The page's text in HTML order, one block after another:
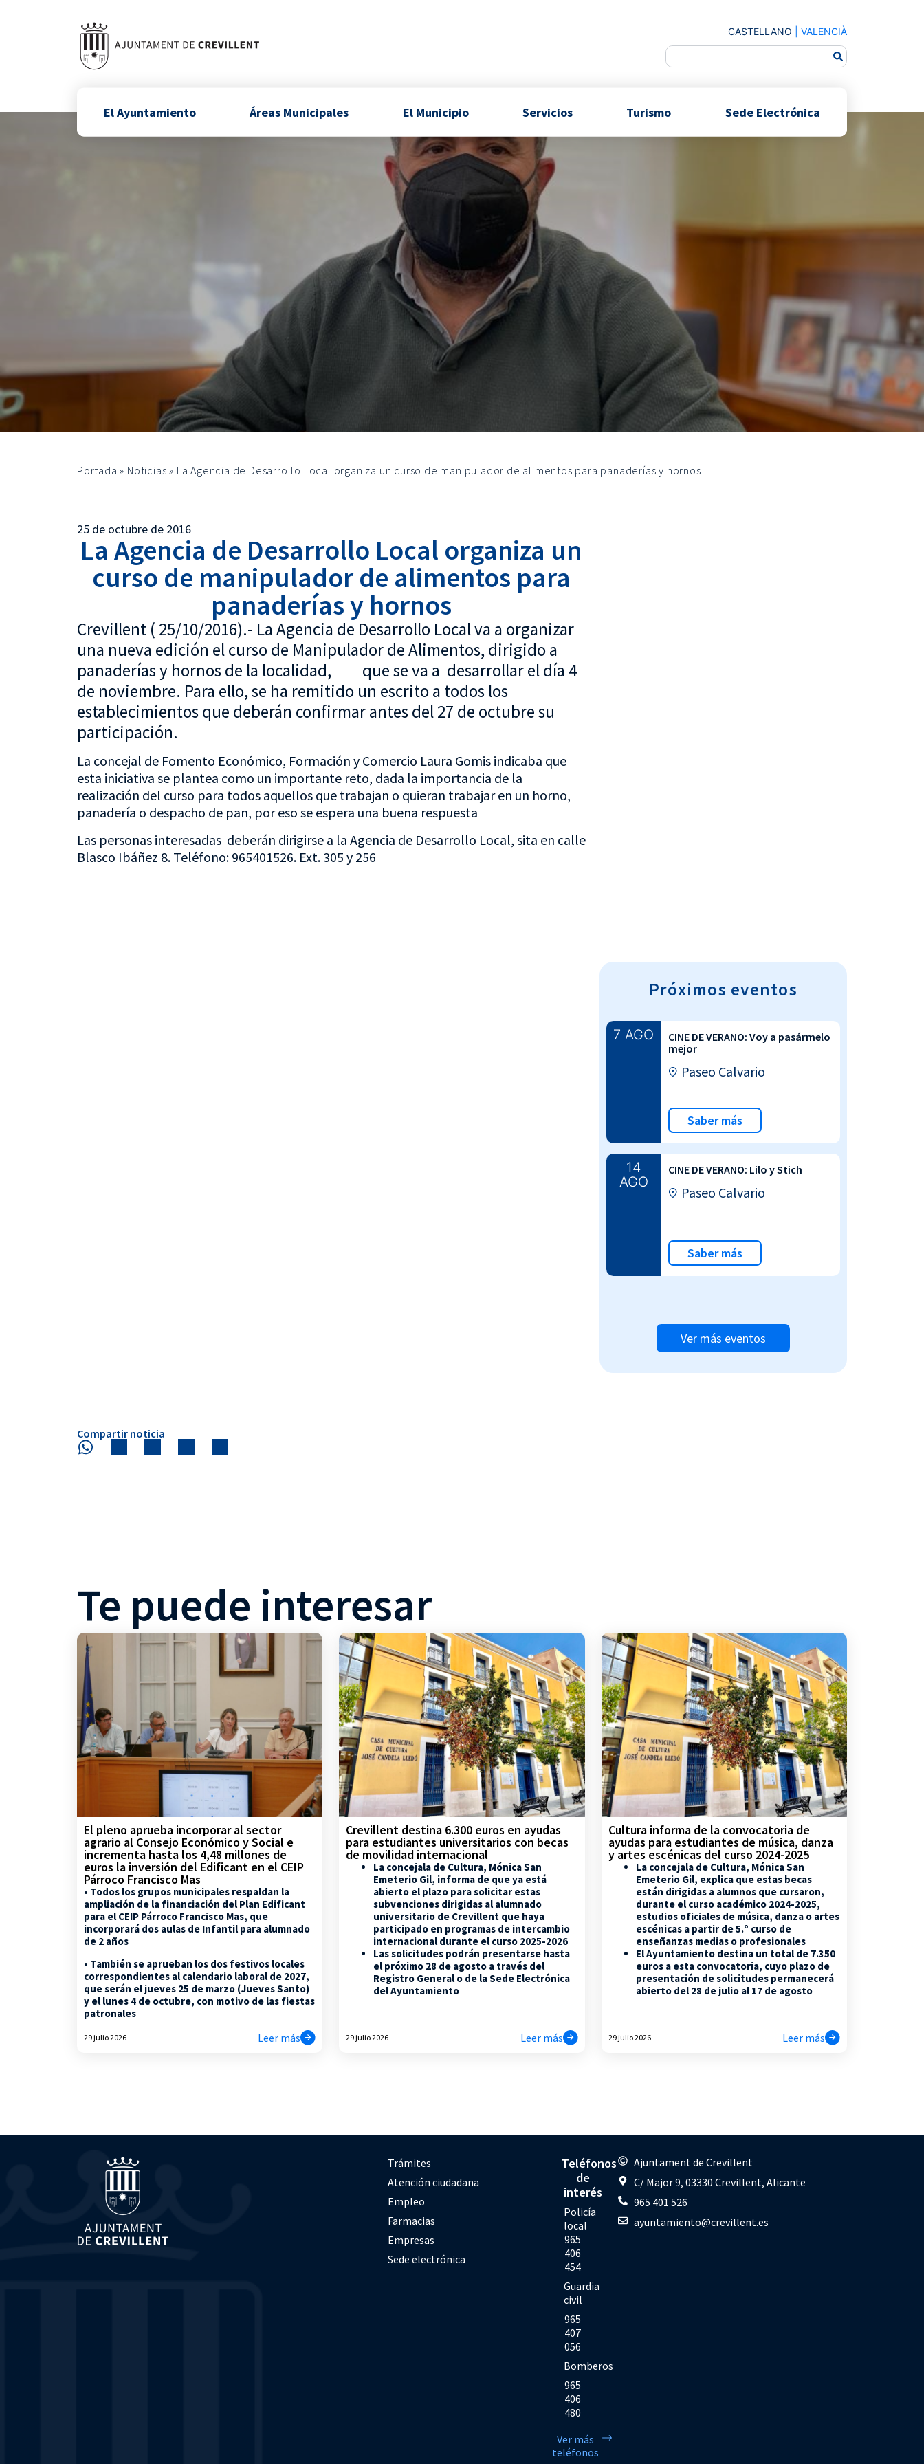
CASTELLANO VALENCIÀ
El Ayuntamiento Áreas Municipales El Municipio Servicios Turismo Sede Electrónica
Portada » Noticias » La Agencia de Desarrollo Local organiza un curso de manipulador de alimentos para panaderías y hornos
25 de octubre de 2016
La Agencia de Desarrollo Local organiza un
curso de manipulador de alimentos para
panaderías y hornos
Crevillent ( 25/10/2016).- La Agencia de Desarrollo Local va a organizar
una nueva edición el curso de Manipulador de Alimentos, dirigido a
panaderías y hornos de la localidad, que se va a desarrollar el día 4
de noviembre. Para ello, se ha remitido un escrito a todos los
establecimientos que deberán confirmar antes del 27 de octubre su
participación.
La concejal de Fomento Económico, Formación y Comercio Laura Gomis indicaba que
esta iniciativa se plantea como un importante reto, dada la importancia de la
realización del curso para todos aquellos que trabajan o quieran trabajar en un horno,
panadería o despacho de pan, por eso se espera una buena respuesta
Las personas interesadas deberán dirigirse a la Agencia de Desarrollo Local, sita en calle
Blasco Ibáñez 8. Teléfono: 965401526. Ext. 305 y 256
Próximos eventos
7 AGO
CINE DE VERANO: Voy a pasármelo
mejor
Paseo Calvario
Saber más
14
AGO
CINE DE VERANO: Lilo y Stich
Paseo Calvario
Saber más
Ver más eventos
Compartir noticia
Te puede interesar
El pleno aprueba incorporar al sector
agrario al Consejo Económico y Social e
incrementa hasta los 4,48 millones de
euros la inversión del Edificant en el CEIP
Párroco Francisco Mas
• Todos los grupos municipales respaldan la
ampliación de la financiación del Plan Edificant
para el CEIP Párroco Francisco Mas, que
incorporará dos aulas de Infantil para alumnado
de 2 años
• También se aprueban los dos festivos locales
correspondientes al calendario laboral de 2027,
que serán el jueves 25 de marzo (Jueves Santo)
y el lunes 4 de octubre, con motivo de las fiestas
patronales
29 julio 2026 Leer más
Crevillent destina 6.300 euros en ayudas
para estudiantes universitarios con becas
de movilidad internacional
La concejala de Cultura, Mónica San
Emeterio Gil, informa de que ya está
abierto el plazo para solicitar estas
subvenciones dirigidas al alumnado
universitario de Crevillent que haya
participado en programas de intercambio
internacional durante el curso 2025-2026
Las solicitudes podrán presentarse hasta
el próximo 28 de agosto a través del
Registro General o de la Sede Electrónica
del Ayuntamiento
29 julio 2026 Leer más
Cultura informa de la convocatoria de
ayudas para estudiantes de música, danza
y artes escénicas del curso 2024-2025
La concejala de Cultura, Mónica San
Emeterio Gil, explica que estas becas
están dirigidas a alumnos que cursaron,
durante el curso académico 2024-2025,
estudios oficiales de música, danza o artes
escénicas a partir de 5.º curso de
enseñanzas medias o profesionales
El Ayuntamiento destina un total de 7.350
euros a esta convocatoria, cuyo plazo de
presentación de solicitudes permanecerá
abierto del 28 de julio al 17 de agosto
29 julio 2026 Leer más
Trámites
Atención ciudadana
Empleo
Farmacias
Empresas
Sede electrónica
Teléfonos
de
interés
Policía
local
965
406
454
Guardia
civil
965
407
056
Bomberos
965
406
480
Ver más
teléfonos
Ajuntament de Crevillent
C/ Major 9, 03330 Crevillent, Alicante
965 401 526
ayuntamiento@crevillent.es